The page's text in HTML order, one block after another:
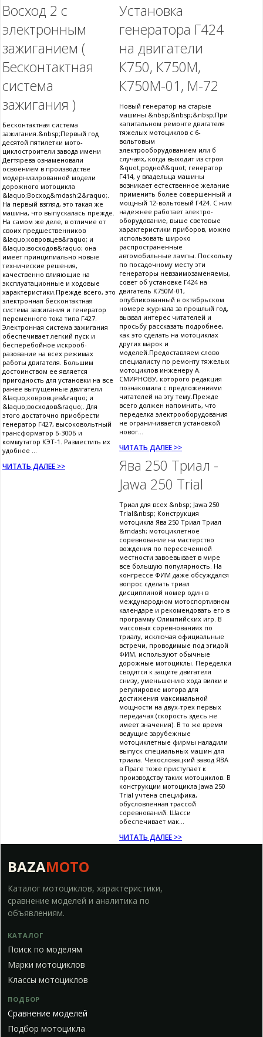
Восход 2 с
электронным
зажиганием (
Бесконтактная
система
зажигания )
Бесконтактная система
зажигания.&nbsp;Первый год
десятой пятилетки мото-
циклостроители завода имени
Дегтярева ознаменовали
освоением в производстве
модернизированной модели
дорожного мотоцикла
&laquo;Восход&mdash;2&raquo;.
На первый взгляд, это такая же
машина, что выпускалась прежде.
На самом же деле, в отличие от
своих предшественников
&laquo;ковровцев&raquo; и
&laquo;восходов&raquo; она
имеет принципиально новые
технические решения,
качественно влияющие на
эксплуатационные и ходовые
характеристики.Прежде всего, это
электронная бесконтактная
система зажигания и генератор
переменного тока типа Г427.
Электронная система зажигания
обеспечивает легкий пуск и
бесперебойное искрооб-
разование на всех режимах
работы двигателя. Большим
достоинством ее является
пригодность для установки на все
ранее выпущенные двигатели
&laquo;ковровцев&raquo; и
&laquo;восходов&raquo;. Для
этого достаточно приобрести
генератор Г427, высоковольтный
трансформатор Б-300Б и
коммутатор КЭТ-1. Разместить их
удобнее ...
ЧИТАТЬ ДАЛЕЕ >>
Установка
генератора Г424
на двигатели
К750, К750М,
К750М-01, М-72
Новый генератор на старые
машины &nbsp;&nbsp;&nbsp;При
капитальном ремонте двигателя
тяжелых мотоциклов с 6-
вольтовым
электрооборудованием или б
случаях, когда выходит из строя
&quot;родной&quot; генератор
Г414, у владельца машины
возникает естественное желание
применить более совершенный и
мощный 12-вольтовый Г424. С ним
надежнее работает электро-
оборудование, выше световые
характеристики приборов, можно
использовать широко
распространенные
автомобильные лампы. Поскольку
по посадочному месту эти
генераторы невзаимозаменяемы,
совет об установке Г424 на
двигатель К750М-01,
опубликованный в октябрьском
номере журнала за прошлый год,
вызвал интерес читателей и
просьбу рассказать подробнее,
как это сделать на мотоциклах
других марок и
моделей.Предоставляем слово
специалисту по ремонту тяжелых
мотоциклов инженеру А.
СМИРНОВУ, которого редакция
познакомила с предложениями
читателей на эту тему.Прежде
всего должен напомнить, что
переделка электрооборудования
не ограничивается установкой
новог...
ЧИТАТЬ ДАЛЕЕ >>
Ява 250 Триал -
Jawa 250 Trial
Триал для всех &nbsp; Jawa 250
Trial&nbsp; Конструкция
мотоцикла Ява 250 Триал Триал
&mdash; мотоциклетное
соревнование на мастерство
вождения по пересеченной
местности завоевывает в мире
все большую популярность. На
конгрессе ФИМ даже обсуждался
вопрос сделать триал
дисциплиной номер один в
международном мотоспортивном
календаре и рекомендовать его в
программу Олимпийских игр. В
массовых соревнованиях по
триалу, исключая официальные
встречи, проводимые под эгидой
ФИМ, используют обычные
дорожные мотоциклы. Переделки
сводятся к защите двигателя
снизу, уменьшению хода вилки и
регулировке мотора для
достижения максимальной
мощности на двух-трех первых
передачах (скорость здесь не
имеет значения). В то же время
ведущие зарубежные
мотоциклетные фирмы наладили
выпуск специальных машин для
триала. Чехословацкий завод ЯВА
в Праге тоже приступает к
производству таких мотоциклов. В
конструкции мотоцикла Jawa 250
Trial учтена специфика,
обусловленная трассой
соревнований. Шасси
обеспечивает мак...
ЧИТАТЬ ДАЛЕЕ >>
BAZAMOTO
Каталог мотоциклов, характеристики,
сравнение моделей и аналитика по
объявлениям.
КАТАЛОГ
Поиск по моделям
Марки мотоциклов
Классы мотоциклов
ПОДБОР
Сравнение моделей
Подбор мотоцикла